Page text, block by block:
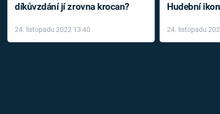
díkůvzdání jí zrovna krocan?
24. listopadu 2022 13:40
Hudební
léky
24. listopadu